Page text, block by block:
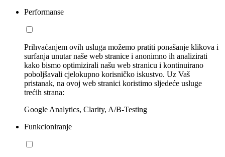
Performanse
Prihvaćanjem ovih usluga možemo pratiti ponašanje klikova i
surfanja unutar naše web stranice i anonimno ih analizirati
kako bismo optimizirali našu web stranicu i kontinuirano
poboljšavali cjelokupno korisničko iskustvo. Uz Vaš
pristanak, na ovoj web stranici koristimo sljedeće usluge
trećih strana:
Google Analytics, Clarity, A/B-Testing
Funkcioniranje